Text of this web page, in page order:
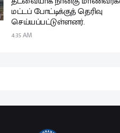
மட்டப் போட்டிக்குத் தெரிவு
செய்யப்பட்டுள்ளனர்.
4:35 AM